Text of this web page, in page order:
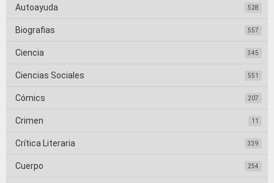
Autoayuda 528
Biografias 557
Ciencia 345
Ciencias Sociales 551
Cómics 207
Crimen 11
Crítica Literaria 339
Cuerpo 254